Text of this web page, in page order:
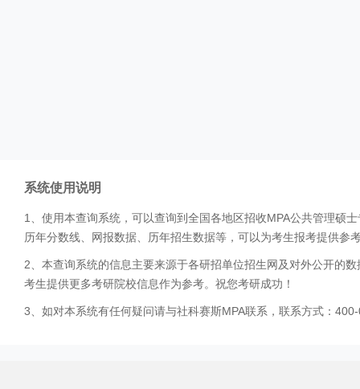
系统使用说明
1、使用本查询系统，可以查询到全国各地区招收MPA公共管理硕
历年分数线、网报数据、历年招生数据等，可以为考生报考提供参
2、本查询系统的信息主要来源于各研招单位招生网及对外公开的
考生提供更多考研院校信息作为参考。祝您考研成功！
3、如对本系统有任何疑问请与社科赛斯MPA联系，联系方式：